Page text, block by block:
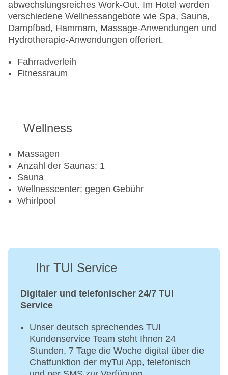
abwechslungsreiches Work-Out. Im Hotel werden
verschiedene Wellnessangebote wie Spa, Sauna,
Dampfbad, Hammam, Massage-Anwendungen und
Hydrotherapie-Anwendungen offeriert.
Fahrradverleih
Fitnessraum
Wellness
Massagen
Anzahl der Saunas: 1
Sauna
Wellnesscenter: gegen Gebühr
Whirlpool
Ihr TUI Service
Digitaler und telefonischer 24/7 TUI
Service
Unser deutsch sprechendes TUI
Kundenservice Team steht Ihnen 24
Stunden, 7 Tage die Woche digital über die
Chatfunktion der myTui App, telefonisch